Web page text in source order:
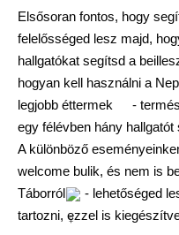
Elsősoran fontos, hogy
felelősséged lesz majd,
hallgatókat segítsd a
hogyan kell használni a
legjobb éttermek
-
egy félévben hány hallgatót
A különböző
welcome bulik, és nem is
Táborról
- lehetőséged
tartozni, ezzel is